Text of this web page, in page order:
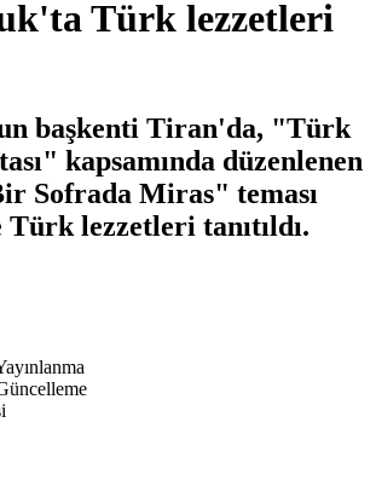
Türk lezzetleri
başkenti Tiran'da, "Türk
kapsamında düzenlenen
Sofrada Miras" teması
Türk lezzetleri tanıtıldı.